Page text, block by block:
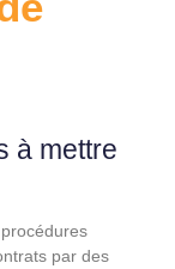
à mettre
par des